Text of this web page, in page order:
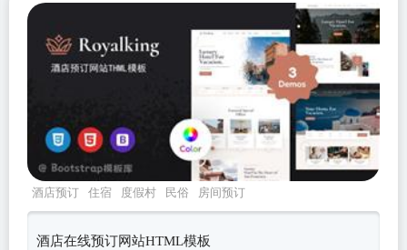
酒店预订 住宿 度假村 民俗 房间预订
酒店在线预订网站HTML模板